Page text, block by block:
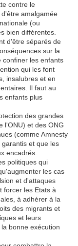
contre le
amalgamée
(ou
bien différentes.
d'être séparés de
sur la
confiner les enfants
qui les font
insalubres et en
Il faut au
enfants plus
des grandes
l'ONU) et des ONG
(comme Amnesty
et que les
encadrés.
politiques qui
les cas
et d'attaques
forcer les Etats à
à adhérer à la
des migrants et
et leurs
bonne exécution